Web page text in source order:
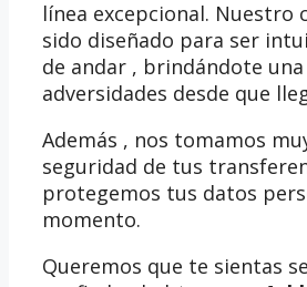
línea excepcional. Nuestro
sido diseñado para ser
de andar , brindándote
adversidades desde que
Además , nos tomamos
seguridad de tus
protegemos tus datos
momento.
Queremos que te sientas